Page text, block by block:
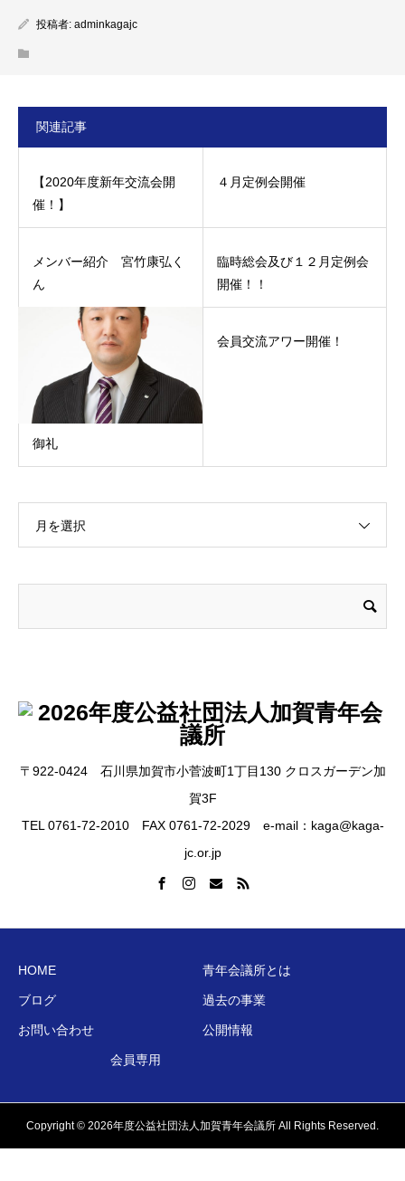
投稿者: adminkagajc
関連記事
【2020年度新年交流会開
催！】
４月定例会開催
メンバー紹介 宮竹康弘く
ん
臨時総会及び１２月定例会
開催！！
御礼
会員交流アワー開催！
月を選択
〒922-0424 石川県加賀市小菅波町1丁目130 クロスガーデン加
賀3F
TEL 0761-72-2010 FAX 0761-72-2029 e-mail：kaga@kaga-
jc.or.jp
HOME 青年会議所とは
ブログ 過去の事業
お問い合わせ 公開情報
会員専用
Copyright © 2026年度公益社団法人加賀青年会議所 All Rights Reserved.